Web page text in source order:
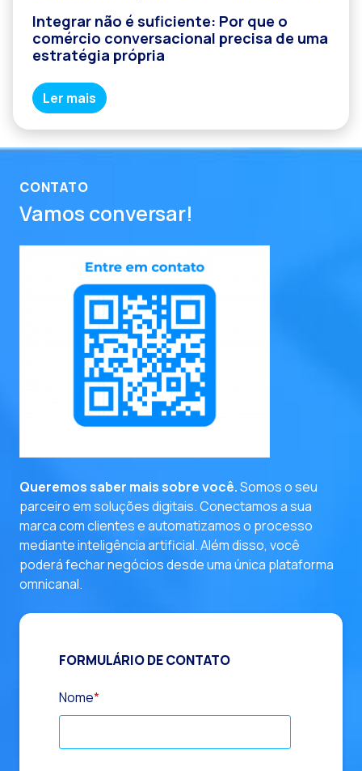
Integrar não é suficiente: Por que o
comércio conversacional precisa de uma
estratégia própria
Ler mais
CONTATO
Vamos conversar!
Queremos saber mais sobre você.Somos o seu
parceiro em soluções digitais. Conectamos a sua
marca com clientes e automatizamos o processo
mediante inteligência artificial. Além disso, você
poderá fechar negócios desde uma única plataforma
omnicanal.
FORMULÁRIO DE CONTATO
Nome*